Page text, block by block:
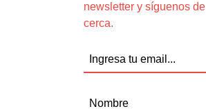
newsletter y síguenos de
cerca.